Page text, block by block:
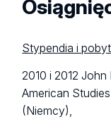
Stypendia i
2010 i 2012
American
(Niemcy),